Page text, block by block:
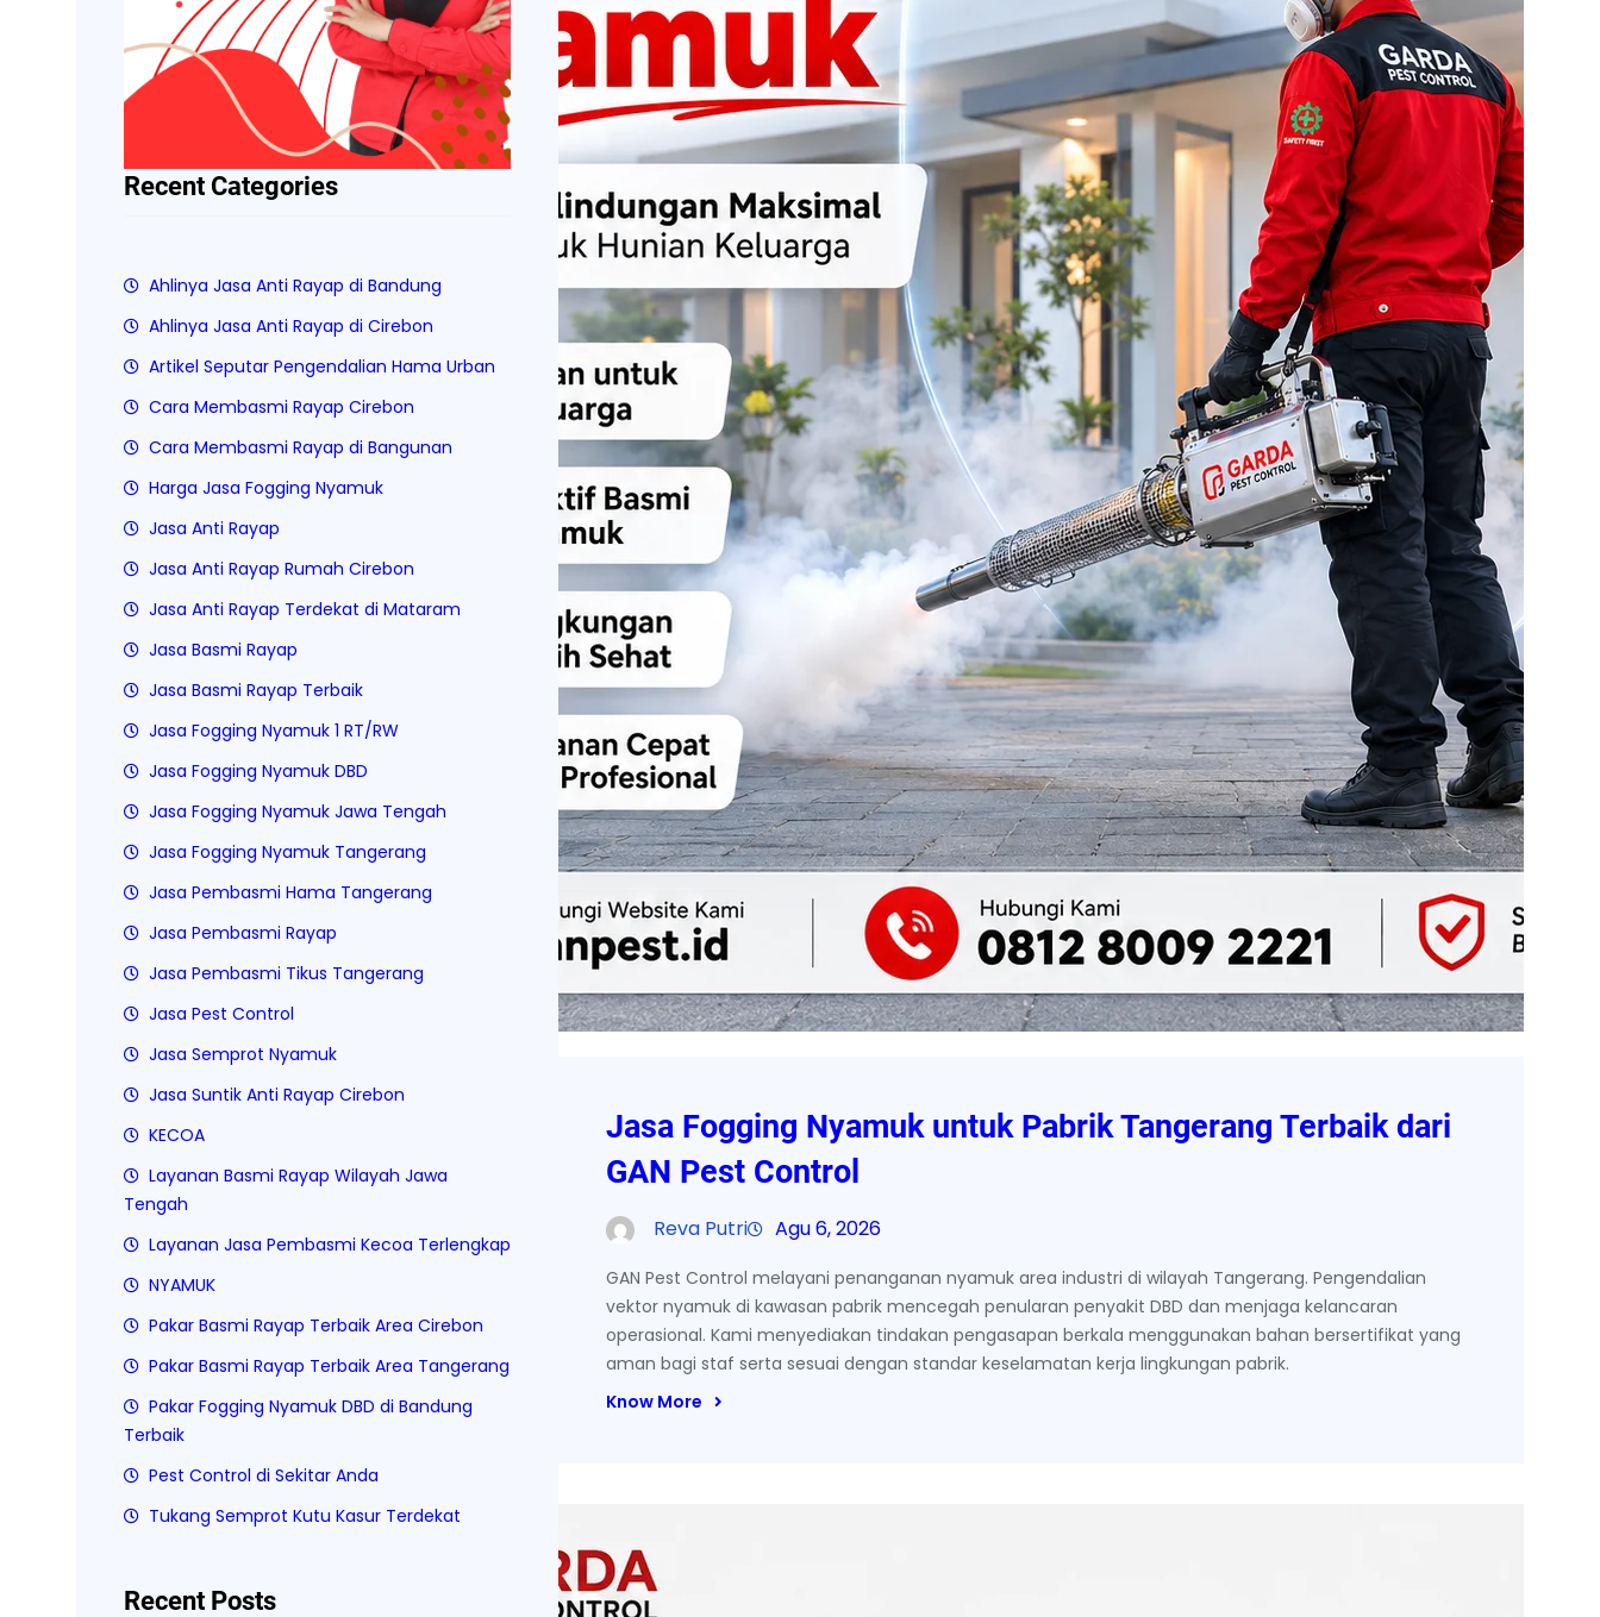
Recent Categories
Ahlinya Jasa Anti Rayap di Bandung
Ahlinya Jasa Anti Rayap di Cirebon
Artikel Seputar Pengendalian Hama Urban
Cara Membasmi Rayap Cirebon
Cara Membasmi Rayap di Bangunan
Harga Jasa Fogging Nyamuk
Jasa Anti Rayap
Jasa Anti Rayap Rumah Cirebon
Jasa Anti Rayap Terdekat di Mataram
Jasa Basmi Rayap
Jasa Basmi Rayap Terbaik
Jasa Fogging Nyamuk 1 RT/RW
Jasa Fogging Nyamuk DBD
Jasa Fogging Nyamuk Jawa Tengah
Jasa Fogging Nyamuk Tangerang
Jasa Pembasmi Hama Tangerang
Jasa Pembasmi Rayap
Jasa Pembasmi Tikus Tangerang
Jasa Pest Control
Jasa Semprot Nyamuk
Jasa Suntik Anti Rayap Cirebon
KECOA
Layanan Basmi Rayap Wilayah Jawa
Tengah
Layanan Jasa Pembasmi Kecoa Terlengkap
NYAMUK
Pakar Basmi Rayap Terbaik Area Cirebon
Pakar Basmi Rayap Terbaik Area Tangerang
Pakar Fogging Nyamuk DBD di Bandung
Terbaik
Pest Control di Sekitar Anda
Tukang Semprot Kutu Kasur Terdekat
Recent Posts
Jasa Fogging Nyamuk untuk Pabrik Tangerang Terbaik dari
GAN Pest Control
Reva Putri Agu 6, 2026
GAN Pest Control melayani penanganan nyamuk area industri di wilayah Tangerang. Pengendalian
vektor nyamuk di kawasan pabrik mencegah penularan penyakit DBD dan menjaga kelancaran
operasional. Kami menyediakan tindakan pengasapan berkala menggunakan bahan bersertifikat yang
aman bagi staf serta sesuai dengan standar keselamatan kerja lingkungan pabrik.
Know More